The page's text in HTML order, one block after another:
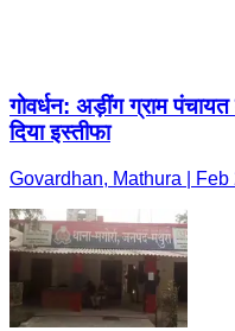
गोवर्धन: अड़ींग ग्राम
दिया इस्तीफा
Govardhan, Mathura | Feb